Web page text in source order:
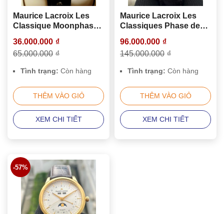
Maurice Lacroix Les
Classique Moonphase
36.000.000 ₫
65.000.000 ₫
Tình trạng: Còn hàng
THÊM VÀO GIỎ
XEM CHI TIẾT
Maurice Lacroix Les
Classiques Phase de
13E
96.000.000 ₫
145.000.000 ₫
Tình trạng: Còn hàng
THÊM VÀO GIỎ
XEM CHI TIẾT
-57%